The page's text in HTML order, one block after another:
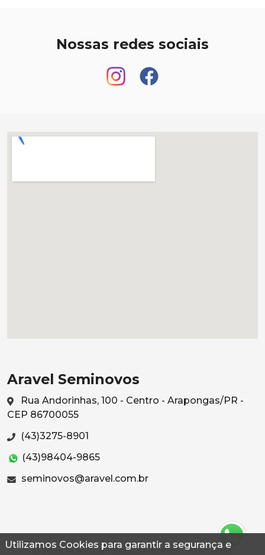
Utilizamos Cookies para garantir a segurança e
Nossas redes sociais
Aravel Seminovos
Rua Andorinhas, 100 - Centro - Arapongas/PR -
CEP 86700055
(43)3275-8901
(43)98404-9865
seminovos@aravel.com.br
© 2026 Autoconf. Todos os direitos reservados.